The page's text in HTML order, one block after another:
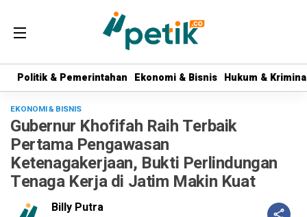
Politik & Pemerintahan Ekonomi & Bisnis Hukum &
Politik & Pemerintahan Ekonomi & Bisnis Hukum &
EKONOMI & BISNIS
Gubernur Khofifah Raih Terbaik
Pertama Pengawasan
Ketenagakerjaan, Bukti Perlindungan
Tenaga Kerja di Jatim Makin Kuat
Billy Putra